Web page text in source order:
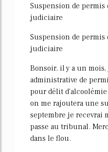
Suspension de
judiciaire
Suspension de
judiciaire
Bonsoir, il y a un
administrative de
pour délit d'alcoolémie
on me rajoutera une
septembre je recevrai
passe au tribunal.
dans le flou.